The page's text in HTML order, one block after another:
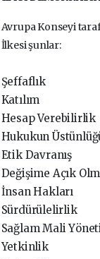
Avrupa Konseyi
İlkesi şunlar:
Şeffaflık
Katılım
Hesap Verebilirlik
Hukukun
Etik Davranış
Değişime Açık
İnsan Hakları
Sürdürülelirlik
Sağlam Mali
Yetkinlik